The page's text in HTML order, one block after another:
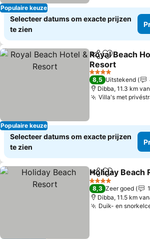
Populaire keuze
Selecteer datums om exacte prijzen
te zien
Populaire keuze
DelenToevoegen
Royal Beach
Resort
Prijzen bekijken
4 Sterren
8,5 Uitstekend
Dibba, 11.3 km
Villa's met
Selecteer datums om exacte prijzen
te zien
DelenToevoegen
Holiday Beach
4 Sterren
8,3 Zeer goed
Dibba, 11.5 km
Duik- en